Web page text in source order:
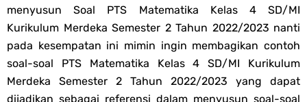
menyusunSoal PTS Matematika Kelas 4 SD/MI
Kurikulum Merdeka Semester 2 Tahun 2022/2023 nanti
pada kesempatan ini mimin ingin membagikan contoh
soal-soal PTS Matematika Kelas 4 SD/MI Kurikulum
Merdeka Semester 2 Tahun 2022/2023 yang dapat
dijadikan sebagai referensi dalam menyusun soal-soal